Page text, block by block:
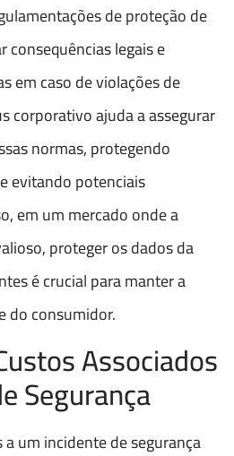
de proteção de
legais e
em caso de violações de
corporativo ajuda a assegurar
normas, protegendo
evitando potenciais
em um mercado onde a
proteger os dados da
é crucial para manter a
do consumidor.
Associados
Segurança
um incidente de segurança